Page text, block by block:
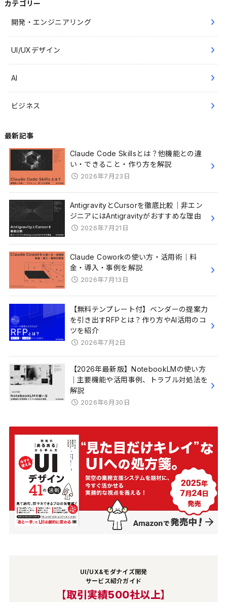
カテゴリー
開発・エンジニアリング
UI/UXデザイン
AI
ビジネス
最新記事
Claude Code Skillsとは？他機能との違
い・できること・作り方を解説
2026年7月23日
AntigravityとCursorを徹底比較｜非エン
ジニアにはAntigravityがおすすめな理由
2026年7月21日
Claude Coworkの使い方・活用術｜料
金・導入・事例を解説
2026年7月13日
【無料テンプレート付】ベンダーの提案力
を引き出すRFPとは？作り方やAI活用のコ
ツを紹介
2026年7月2日
【2026年最新版】NotebookLMの使い方
｜主要機能や活用事例、トラブル対処法を
解説
2026年6月30日
UI/UX&モダナイズ開発
サービス紹介ガイド
【取引実績500社以上】